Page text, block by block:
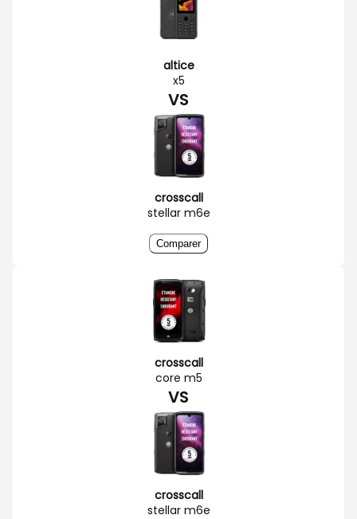
altice
x5
VS
crosscall
stellar m6e
Comparer
crosscall
core m5
VS
crosscall
stellar m6e